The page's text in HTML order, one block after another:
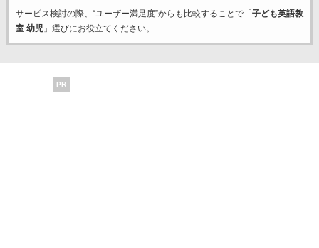
サービス検討の際、“ユーザー満足度”からも比較することで「 子ども英語教
室 幼児」選びにお役立てください。
PR